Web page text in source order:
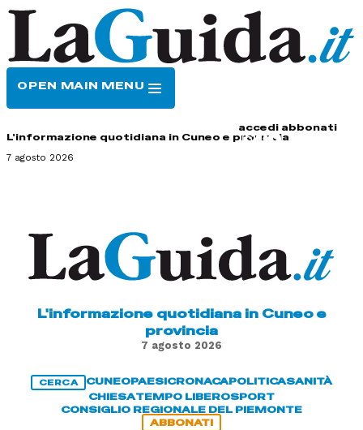
OPEN MAIN MENU
accedi abbonati
L'informazione quotidiana in Cuneo e provincia
7 agosto 2026
L'informazione quotidiana in Cuneo e
provincia
7 agosto 2026
CERCA CUNEOPAESICRONACAPOLITICASANITÀ
CHIESATEMPO LIBEROSPORT
CONSIGLIO REGIONALE DEL PIEMONTE
ABBONATI